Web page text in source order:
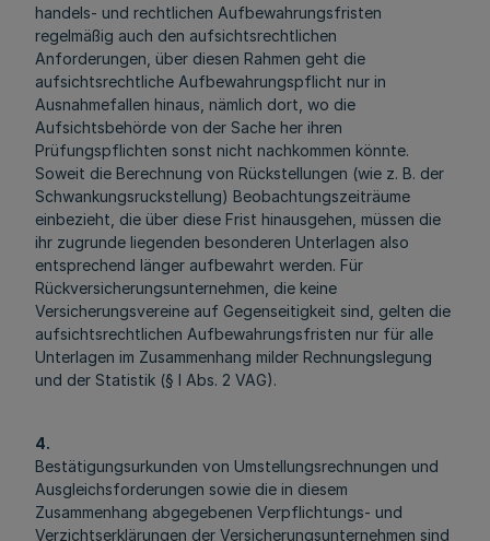
handels- und rechtlichen Aufbewahrungsfristen
regelmäßig auch den aufsichtsrechtlichen
Anforderungen, über diesen Rahmen geht die
aufsichtsrechtliche Aufbewahrungspflicht nur in
Ausnahmefallen hinaus, nämlich dort, wo die
Aufsichtsbehörde von der Sache her ihren
Prüfungspflichten sonst nicht nachkommen könnte.
Soweit die Berechnung von Rückstellungen (wie z. B. der
Schwankungsruckstellung) Beobachtungszeiträume
einbezieht, die über diese Frist hinausgehen, müssen die
ihr zugrunde liegenden besonderen Unterlagen also
entsprechend länger aufbewahrt werden. Für
Rückversicherungsunternehmen, die keine
Versicherungsvereine auf Gegenseitigkeit sind, gelten die
aufsichtsrechtlichen Aufbewahrungsfristen nur für alle
Unterlagen im Zusammenhang milder Rechnungslegung
und der Statistik (§ l Abs. 2 VAG).
4.
Bestätigungsurkunden von Umstellungsrechnungen und
Ausgleichsforderungen sowie die in diesem
Zusammenhang abgegebenen Verpflichtungs- und
Verzichtserklärungen der Versicherungsunternehmen sind